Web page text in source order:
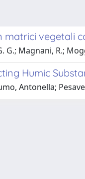
matrici vegetali
G.; Magnani, R.;
Humic
Antonella;